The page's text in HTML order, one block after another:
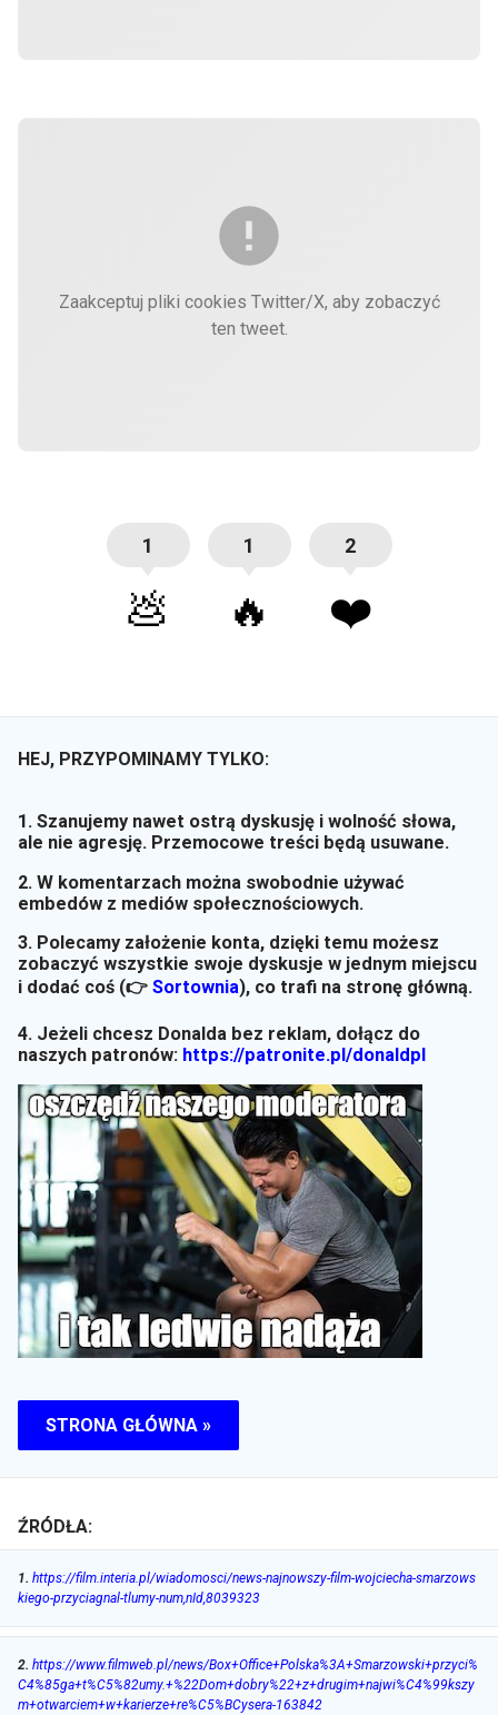
Zaakceptuj pliki cookies Twitter/X, aby zobaczyć
ten tweet.
1
💩
1
🔥
2
❤️
HEJ, PRZYPOMINAMY TYLKO:
1. Szanujemy nawet ostrą dyskusję i wolność słowa,
ale nie agresję. Przemocowe treści będą usuwane.
2. W komentarzach można swobodnie używać
embedów z mediów społecznościowych.
3. Polecamy założenie konta, dzięki temu możesz
zobaczyć wszystkie swoje dyskusje w jednym miejscu
i dodać coś (👉 Sortownia), co trafi na stronę główną.
4. Jeżeli chcesz Donalda bez reklam, dołącz do
naszych patronów: https://patronite.pl/donaldpl
STRONA GŁÓWNA »
ŹRÓDŁA:
1. https://film.interia.pl/wiadomosci/news-najnowszy-film-wojciecha-smarzows
kiego-przyciagnal-tlumy-num,nId,8039323
2. https://www.filmweb.pl/news/Box+Office+Polska%3A+Smarzowski+przyci%
C4%85ga+t%C5%82umy.+%22Dom+dobry%22+z+drugim+najwi%C4%99kszy
m+otwarciem+w+karierze+re%C5%BCysera-163842